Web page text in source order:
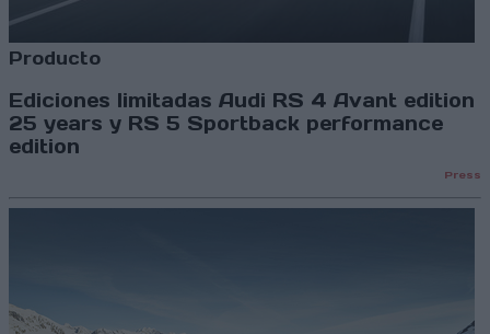
Producto
Ediciones limitadas Audi RS 4 Avant edition
25 years y RS 5 Sportback performance
edition
Press